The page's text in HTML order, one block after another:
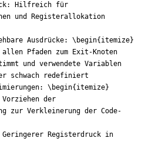
Hilfreich für
Ausdrücke: \begin{ itemize}
Pfaden zum Exit-Knoten
und verwendete Variablen
\begin{ itemize}
Vorziehen der
zur Verkleinerung der Code-
Geringerer Registerdruck in